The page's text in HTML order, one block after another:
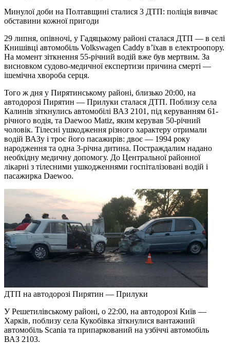
Минулої доби на Полтавщині сталися 3 ДТП: поліція вивчає
обставини кожної пригоди
29 липня, опівночі, у Гадяцькому районі сталася ДТП — в селі
Книшівці автомобіль Volkswagen Caddy в’їхав в електроопору.
На момент зіткнення 55-річний водій вже був мертвим. За
висновком судово-медичної експертизи причина смерті —
ішемічна хвороба серця.
Того ж дня у Пирятинському районі, близько 20:00, на
автодорозі Пирятин — Прилуки сталася ДТП. Поблизу села
Калинів зіткнулись автомобілі ВАЗ 2101, під керуванням 61-
річного водія, та Daewoo Matiz, яким керував 50-річний
чоловік. Тілесні ушкодження різного характеру отримали
водій ВАЗу і троє його пасажирів: двоє — 1994 року
народження та одна 3-річна дитина. Постраждалим надано
необхідну медичну допомогу. До Центральної районної
лікарні з тілесними ушкодженнями госпіталізовані водій і
пасажирка Daewoo.
ДТП на автодорозі Пирятин — Прилуки
У Решетилівському районі, о 22:00, на автодорозі Київ —
Харків, поблизу села Кукобівка зіткнулися вантажний
автомобіль Scania та припаркований на узбіччі автомобіль
ВАЗ 2103.